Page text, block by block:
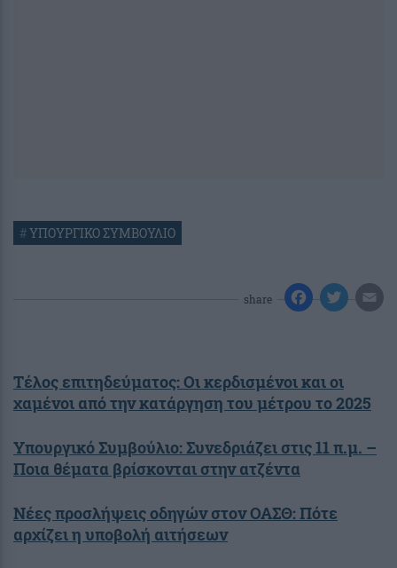
#ΥΠΟΥΡΓΙΚΟ ΣΥΜΒΟΥΛΙΟ
share
Τέλος επιτηδεύματος: Οι κερδισμένοι και οι
χαμένοι από την κατάργηση του μέτρου το 2025
Υπουργικό Συμβούλιο: Συνεδριάζει στις 11 π.μ. –
Ποια θέματα βρίσκονται στην ατζέντα
Νέες προσλήψεις οδηγών στον ΟΑΣΘ: Πότε
αρχίζει η υποβολή αιτήσεων